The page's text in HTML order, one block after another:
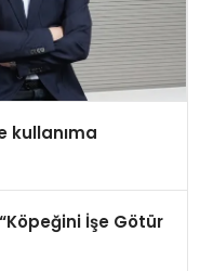
kullanıma
İşe Götür